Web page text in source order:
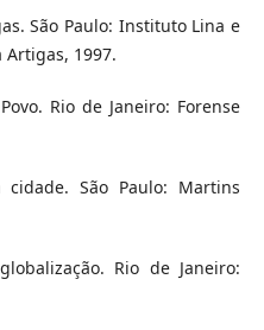
São Paulo: Instituto Lina e
Artigas, 1997.
Rio de Janeiro: Forense
cidade. São Paulo: Martins
Rio de Janeiro: